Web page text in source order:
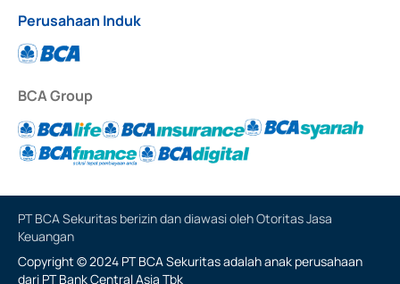
Perusahaan Induk
BCA Group
PT BCA Sekuritas berizin dan diawasi oleh Otoritas Jasa
Keuangan
Copyright © 2024 PT BCA Sekuritas adalah anak perusahaan
dari PT Bank Central Asia Tbk